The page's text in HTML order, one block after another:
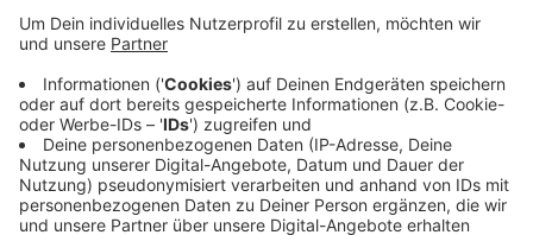
Anzeige
Zunächst sind in Richtung Frankfurt deshalb nur die
rechte und die mittlere Fahrspur befahrbar, später
dann nur noch die linke und die mittlere Fahrspur.
Parallel zu den Arbeiten an der Fahrbahn wird jetzt
aber auch an dem Bereich gearbeitet, wo die A3 die